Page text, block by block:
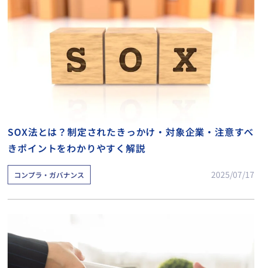
SOX法とは？制定されたきっかけ・対象企業・注意すべ
きポイントをわかりやすく解説
コンプラ・ガバナンス 2025/07/17